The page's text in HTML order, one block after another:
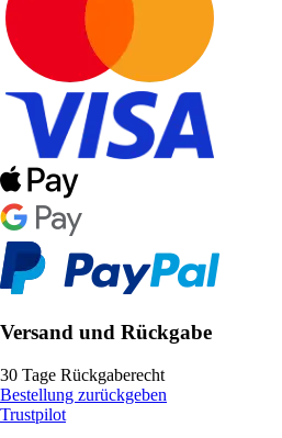
Versand und Rückgabe
30 Tage Rückgaberecht
Bestellung zurückgeben
Trustpilot